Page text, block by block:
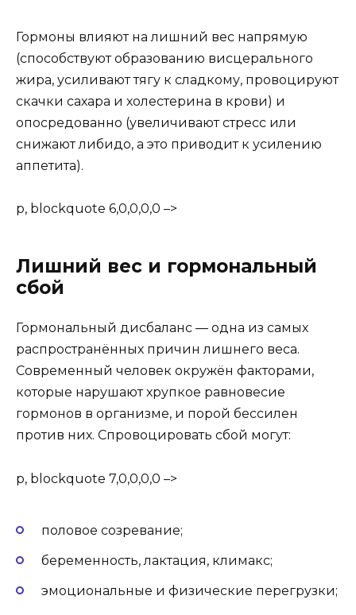
Гормоны влияют на лишний вес напрямую
(способствуют образованию висцерального
жира, усиливают тягу к сладкому, провоцируют
скачки сахара и холестерина в крови) и
опосредованно (увеличивают стресс или
снижают либидо, а это приводит к усилению
аппетита).
p, blockquote 6,0,0,0,0 –>
Лишний вес и гормональный
сбой
Гормональный дисбаланс — одна из самых
распространённых причин лишнего веса.
Современный человек окружён факторами,
которые нарушают хрупкое равновесие
гормонов в организме, и порой бессилен
против них. Спровоцировать сбой могут:
p, blockquote 7,0,0,0,0 –>
половое созревание;
беременность, лактация, климакс;
эмоциональные и физические перегрузки;